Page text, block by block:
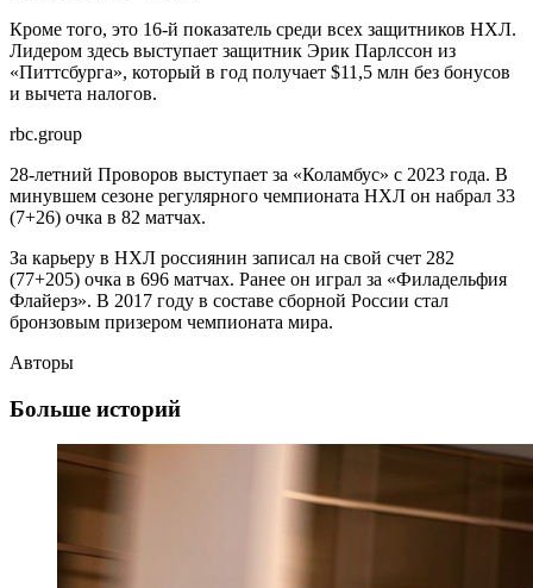
Кроме того, это 16-й показатель среди всех защитников НХЛ.
Лидером здесь выступает защитник Эрик Парлссон из
«Питтсбурга», который в год получает $11,5 млн без бонусов
и вычета налогов.
rbc.group
28-летний Проворов выступает за «Коламбус» с 2023 года. В
минувшем сезоне регулярного чемпионата НХЛ он набрал 33
(7+26) очка в 82 матчах.
За карьеру в НХЛ россиянин записал на свой счет 282
(77+205) очка в 696 матчах. Ранее он играл за «Филадельфия
Флайерз». В 2017 году в составе сборной России стал
бронзовым призером чемпионата мира.
Авторы
Больше историй